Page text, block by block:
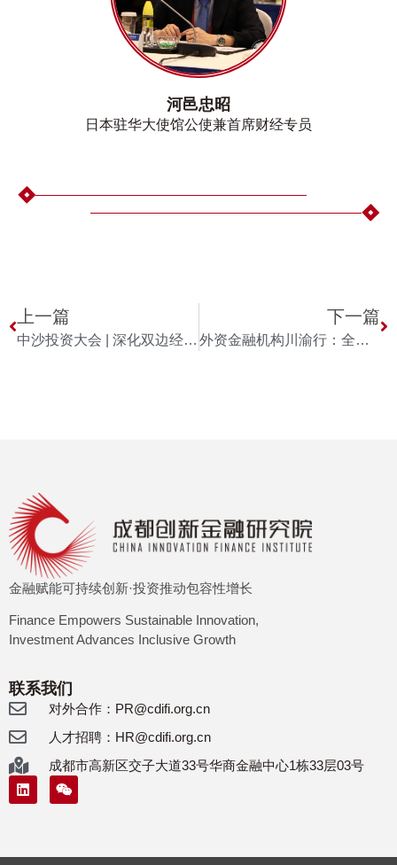
河邑忠昭
日本驻华大使馆公使兼首席财经专员
上一篇
中沙投资大会 | 深化双边经贸投资，打造合作新增长点
下一篇
外资金融机构川渝行：全球代表齐聚成都，共谋创新合作未来
金融赋能可持续创新·投资推动包容性增长
Finance Empowers Sustainable Innovation,
Investment Advances Inclusive Growth
联系我们
对外合作：PR@cdifi.org.cn
人才招聘：HR@cdifi.org.cn
成都市高新区交子大道33号华商金融中心1栋33层03号